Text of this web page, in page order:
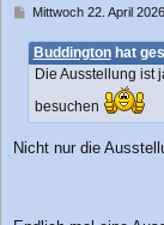
B
i
t
Mittwoch 22. April
Buddingtonhat
Die Ausstellung ist
besuchen
Nicht nur die